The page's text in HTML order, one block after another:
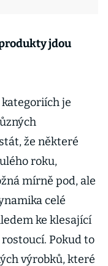
jdou
je
že některé
roku,
mírně pod, ale
celé
ke klesající
Pokud to
výrobků, které